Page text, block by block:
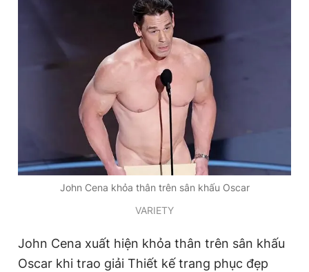
John Cena khỏa thân trên sân khấu Oscar
VARIETY
John Cena xuất hiện khỏa thân trên sân khấu
Oscar khi trao giải Thiết kế trang phục đẹp